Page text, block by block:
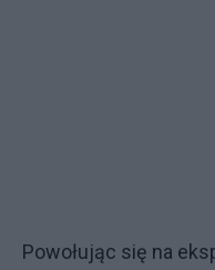
Powołując się na